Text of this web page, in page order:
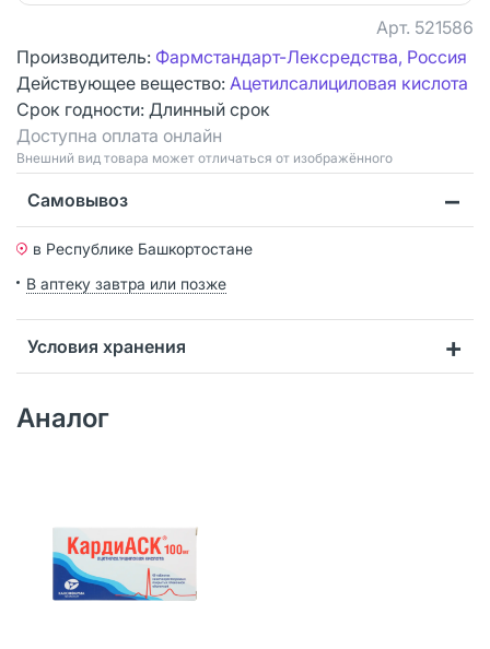
Арт. 521586
Производитель: Фармстандарт-Лексредства, Россия
Действующее вещество: Ацетилсалициловая кислота
Срок годности: Длинный срок
Доступна оплата онлайн
Bнешний вид товара может отличаться от изображённого
Самовывоз
в Республике Башкортостане
В аптеку завтра или позже
Условия хранения
Аналог